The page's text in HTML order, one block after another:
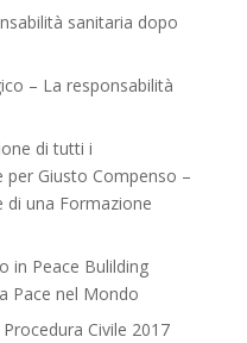
sanitaria dopo
– La responsabilità
di tutti i
Giusto Compenso –
di una Formazione
in Peace Bulilding
Pace nel Mondo
Civile 2017